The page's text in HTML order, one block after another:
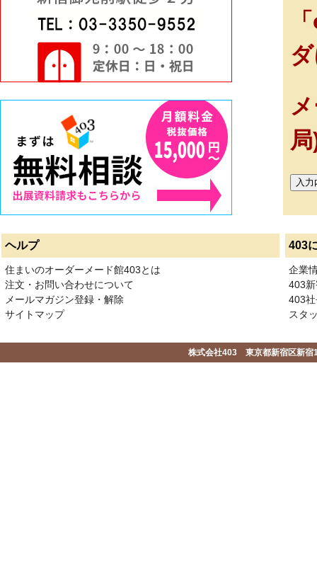
ヘルプ 403
住まいのオーダーメード館403とは
注文・お問い合わせについて
メールマガジン登録・解除
サイトマップ
企業
403
403
スタ
株式会社403 東京都新宿区新